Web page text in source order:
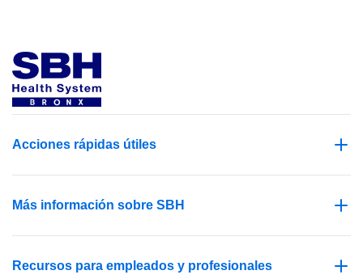
Acciones rápidas útiles
Más información sobre SBH
Recursos para empleados y profesionales